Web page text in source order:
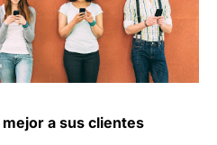
a sus clientes